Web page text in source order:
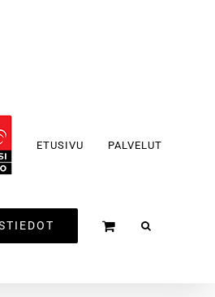
ETUSIVU PALVELUT